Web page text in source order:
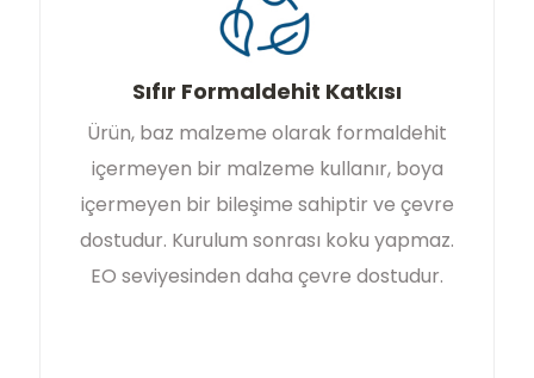
Sıfır Formaldehit Katkısı
Ürün, baz malzeme olarak formaldehit
içermeyen bir malzeme kullanır, boya
içermeyen bir bileşime sahiptir ve çevre
dostudur. Kurulum sonrası koku yapmaz.
EO seviyesinden daha çevre dostudur.